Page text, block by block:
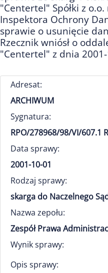
"Centertel" Spółki z
Inspektora Ochrony
sprawie o usunięcie
Rzecznik wniósł o
"Centertel" z dnia
Adresat:
ARCHIWUM
Sygnatura:
RPO/278968/98/VI/607.1
Data sprawy:
2001-10-01
Rodzaj sprawy:
skarga do Naczelnego
Nazwa zepołu:
Zespół Prawa
Wynik sprawy:
Opis sprawy: